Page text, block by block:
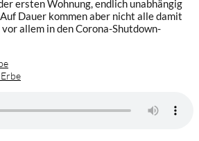
ersten Wohnung, endlich unabhängig
Dauer kommen aber nicht alle damit
allem in den Corona-Shutdown-